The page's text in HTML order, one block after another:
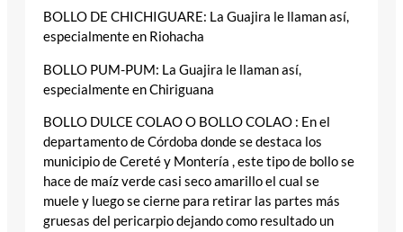
BOLLO DE CHICHIGUARE: La Guajira le llaman así,
especialmente en Riohacha
BOLLO PUM-PUM: La Guajira le llaman así,
especialmente en Chiriguana
BOLLO DULCE COLAO O BOLLO COLAO : En el
departamento de Córdoba donde se destaca los
municipio de Cereté y Montería , este tipo de bollo se
hace de maíz verde casi seco amarillo el cual se
muele y luego se cierne para retirar las partes más
gruesas del pericarpio dejando como resultado un